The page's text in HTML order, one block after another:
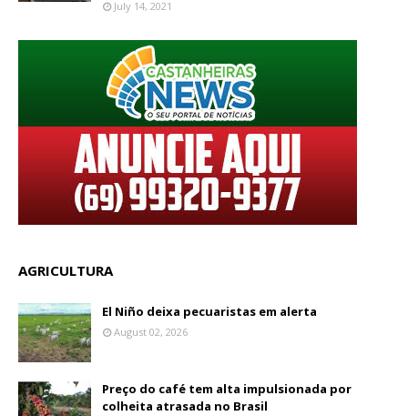
July 14, 2021
AGRICULTURA
El Niño deixa pecuaristas em alerta
August 02, 2026
Preço do café tem alta impulsionada por
colheita atrasada no Brasil